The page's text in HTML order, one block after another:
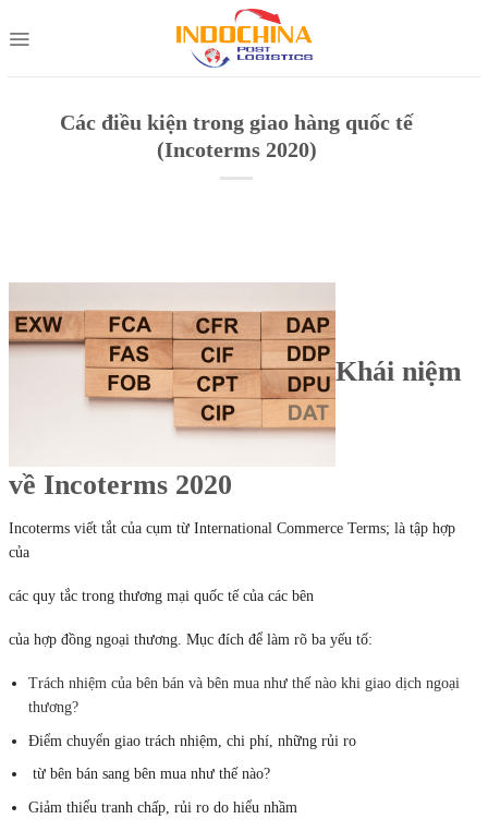
to
Các điều kiện trong giao hàng quốc tế
(Incoterms 2020)
Khái niệm
về Incoterms 2020
Incoterms viết tắt của cụm từ International Commerce Terms; là tập hợp
của
các quy tắc trong thương mại quốc tế của các bên
của hợp đồng ngoại thương. Mục đích để làm rõ ba yếu tố:
Trách nhiệm của bên bán và bên mua như thế nào khi giao dịch ngoại
thương?
Điểm chuyển giao trách nhiệm, chi phí, những rủi ro
từ bên bán sang bên mua như thế nào?
Giảm thiểu tranh chấp, rủi ro do hiểu nhầm